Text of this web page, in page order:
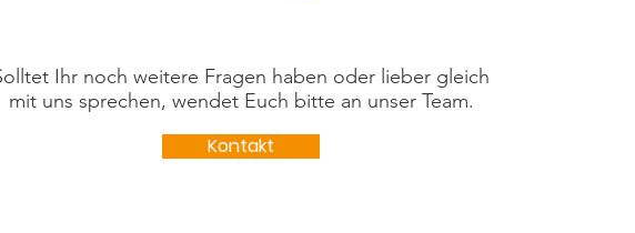
Ihr noch weitere Fragen haben oder lieber gleich
mit uns sprechen, wendet Euch bitte an unser Team.
Kontakt